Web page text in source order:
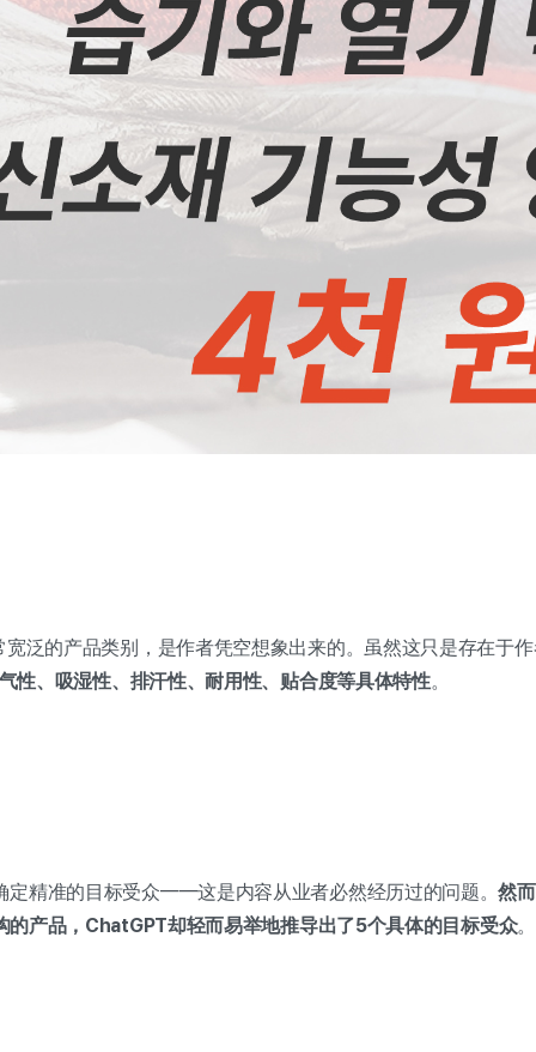
宽泛的产品类别，是作者凭空想象出来的。虽然这只是存在于
性、吸湿性、排汗性、耐用性、贴合度等具体特性。
定精准的目标受众——这是内容从业者必然经历过的问题。然
的产品，ChatGPT却轻而易举地推导出了5个具体的目标受众。